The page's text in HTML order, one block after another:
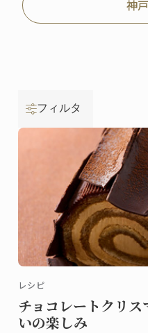
神
フィルタ
レシピ
チョコレートクリ
いの楽しみ